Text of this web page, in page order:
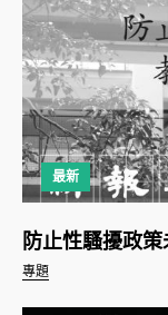
最新
專題
防止性騷擾政